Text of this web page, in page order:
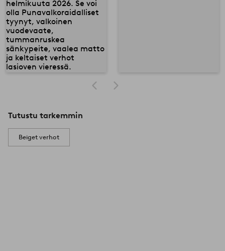
Tutustu tarkemmin
Beiget verhot